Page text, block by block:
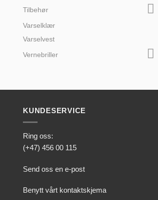
Tilbehør
Varselklær
Varselvest
Vernebriller
KUNDESERVICE
Ring oss:
(+47) 456 00 115
Send oss en e-post
Benytt vårt kontaktskjema